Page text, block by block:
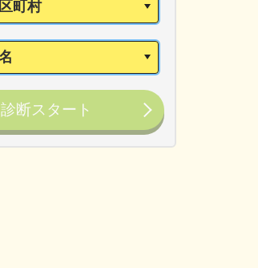
診断スタート